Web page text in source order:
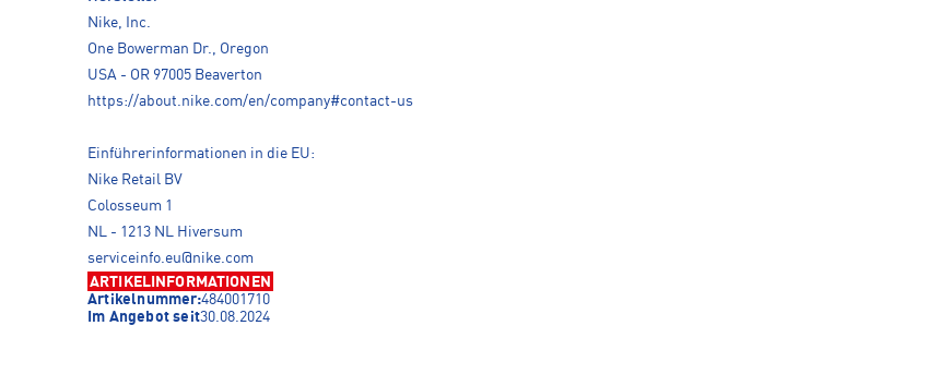
Nike, Inc.
One Bowerman Dr., Oregon
USA - OR 97005 Beaverton
https://about.nike.com/en/company#contact-us
Einführerinformationen in die EU:
Nike Retail BV
Colosseum 1
NL - 1213 NL Hiversum
serviceinfo.eu@nike.com
ARTIKELINFORMATIONEN
Artikelnummer:484001710
Im Angebot seit30.08.2024